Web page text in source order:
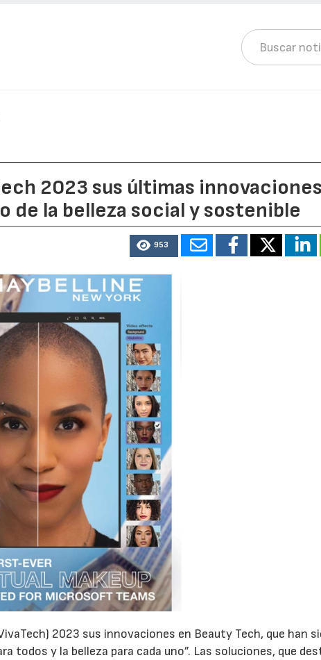
2023 sus últimas innovaciones
de la belleza social y sostenible
953
2023 sus innovaciones en Beauty Tech, que han
todos y la belleza para cada uno”. Las soluciones, que